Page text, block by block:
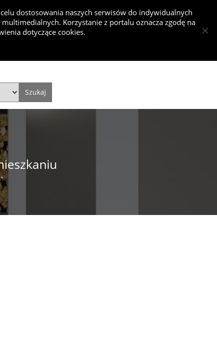
Dodaj projekt
dostosowania naszych serwisów do indywidualnych
Korzystanie z portalu oznacza zgodę na
dotyczące cookies.